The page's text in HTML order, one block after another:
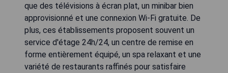
que des télévisions à écran plat, un minibar bien
approvisionné et une connexion Wi-Fi gratuite. De
plus, ces établissements proposent souvent un
service d'étage 24h/24, un centre de remise en
forme entièrement équipé, un spa relaxant et une
variété de restaurants raffinés pour satisfaire